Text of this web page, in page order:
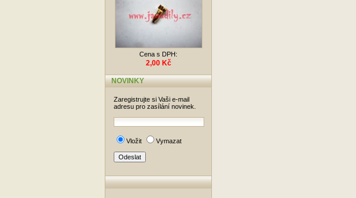
Cena s DPH:
2,00 Kč
NOVINKY
Zaregistrujte si Vaši e-mail
adresu pro zasílání novinek.
Vložit Vymazat